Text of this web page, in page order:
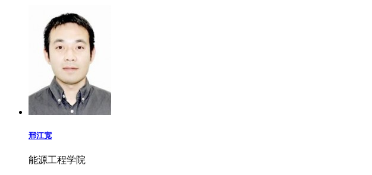
邢江宽
能源工程学院